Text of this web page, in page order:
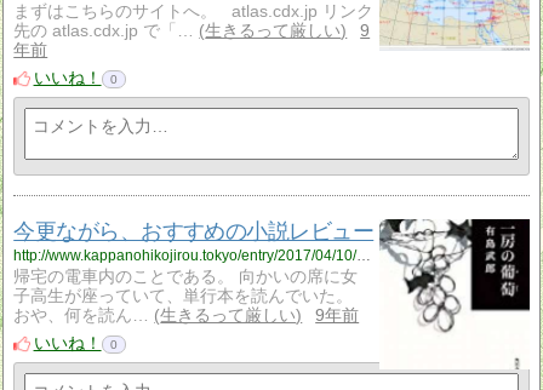
まずはこちらのサイトへ。 atlas.cdx.jp リンク
先の atlas.cdx.jp で「…
生きるって厳しい
9
年前
いいね！
0
今更ながら、おすすめの小説レビュー
http://www.kappanohikojirou.tokyo/entry/2017/04/10/204453
帰宅の電車内のことである。 向かいの席に女
子高生が座っていて、単行本を読んでいた。
おや、何を読ん…
生きるって厳しい
9年前
いいね！
0